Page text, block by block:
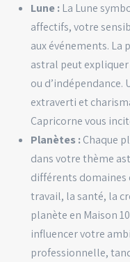
Lune : La Lune
affectifs, votre
aux événements. La
astral peut
ou d’indépendance.
extraverti et
Capricorne vous
Planètes :Chaque
dans votre thème
différents domaines
travail, la santé, la
planète en Maison
influencer votre
professionnelle,